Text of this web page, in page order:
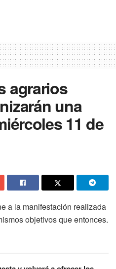
agrarios
una
11 de
a la manifestación realizada
objetivos que entonces.